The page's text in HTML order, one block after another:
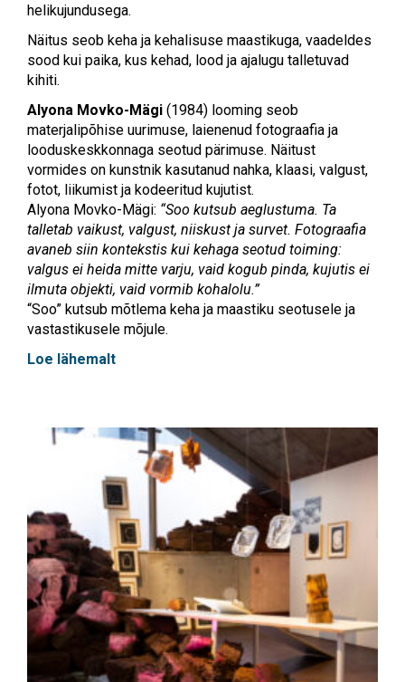
helikujundusega.
Näitus seob keha ja kehalisuse maastikuga, vaadeldes
sood kui paika, kus kehad, lood ja ajalugu talletuvad
kihiti.
Alyona Movko-Mägi (1984) looming seob
materjalipõhise uurimuse, laienenud fotograafia ja
looduskeskkonnaga seotud pärimuse. Näitust
vormides on kunstnik kasutanud nahka, klaasi, valgust,
fotot, liikumist ja kodeeritud kujutist.
Alyona Movko-Mägi: “Soo kutsub aeglustuma. Ta
talletab vaikust, valgust, niiskust ja survet. Fotograafia
avaneb siin kontekstis kui kehaga seotud toiming:
valgus ei heida mitte varju, vaid kogub pinda, kujutis ei
ilmuta objekti, vaid vormib kohalolu.”
“Soo” kutsub mõtlema keha ja maastiku seotusele ja
vastastikusele mõjule.
Loe lähemalt